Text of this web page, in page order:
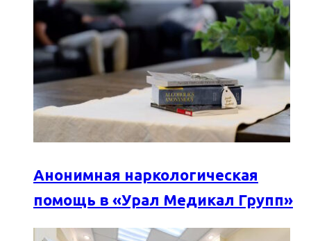
Анонимная наркологическая
помощь в «Урал Медикал Групп»